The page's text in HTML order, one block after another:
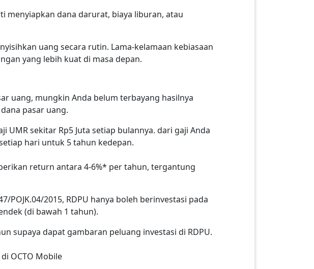
menyiapkan dana darurat, biaya liburan, atau
uang secara rutin. Lama-kelamaan kebiasaan
yang lebih kuat di masa depan.
uang, mungkin Anda belum terbayang hasilnya
pasar uang.
UMR sekitar Rp5 Juta setiap bulannya. dari gaji Anda
hari untuk 5 tahun kedepan.
return antara 4-6%* per tahun, tergantung
POJK.04/2015, RDPU hanya boleh berinvestasi pada
(di bawah 1 tahun).
supaya dapat gambaran peluang investasi di RDPU.
OCTO Mobile